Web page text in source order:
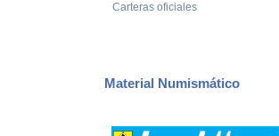
Carteras oficiales
Material Numismático